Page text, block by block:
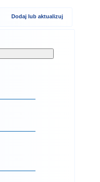
Dodaj lub aktualizuj